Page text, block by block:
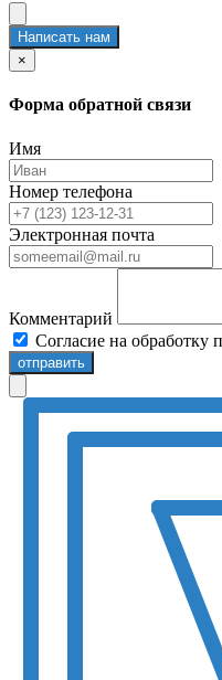
Написать нам
×
Форма обратной связи
Имя
Номер телефона
Электронная почта
Комментарий
Согласие на обработку
отправить